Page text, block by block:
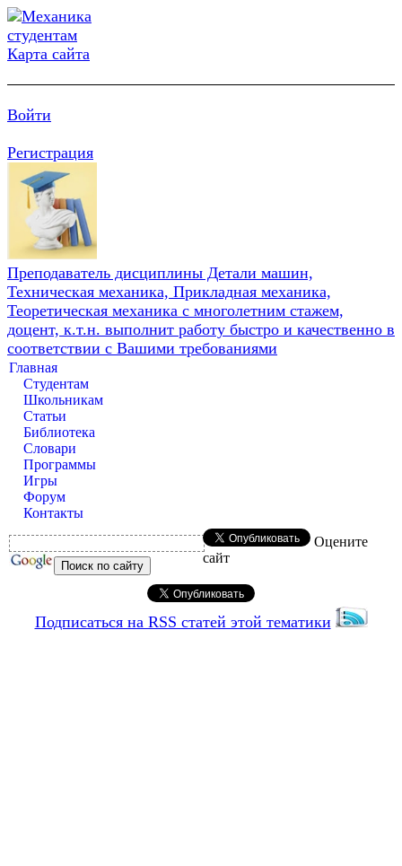
Карта сайта
Войти
Регистрация
Преподаватель дисциплины Детали машин,
Техническая механика, Прикладная механика,
Теоретическая механика с многолетним стажем,
доцент, к.т.н. выполнит работу быстро и качественно в
соответствии с Вашими требованиями
Главная
Студентам
Школьникам
Статьи
Библиотека
Словари
Программы
Игры
Форум
Контакты
Оцените
сайт
Подписаться на RSS статей этой тематики